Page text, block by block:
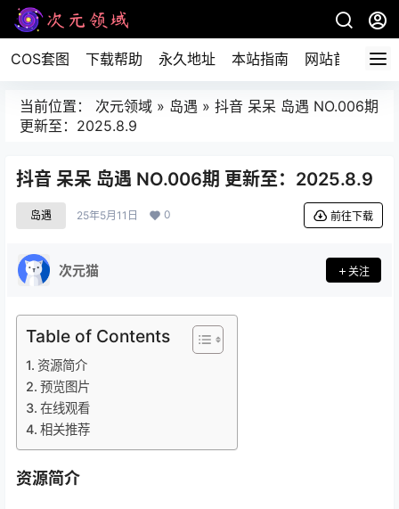
COS套图 下载帮助 永久地址 本站指南 网站首页
当前位置： 次元领域 » 岛遇 » 抖音 呆呆 岛遇 NO.006期
更新至：2025.8.9
抖音 呆呆 岛遇 NO.006期 更新至：2025.8.9
岛遇 25年5月11日 0 前往下载
次元猫 关注
Table of Contents
资源简介
预览图片
在线观看
相关推荐
资源简介